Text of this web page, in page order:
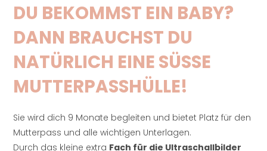
DU BEKOMMST EIN BABY?
DANN BRAUCHST DU
NATÜRLICH EINE SÜSSE M
UTTERPASSHÜLLE!
Sie wird dich 9 Monate begleiten und bietet Platz für den
Mutterpass und alle wichtigen Unterlagen.
Durch das kleine extra Fach für die Ultraschallbilder